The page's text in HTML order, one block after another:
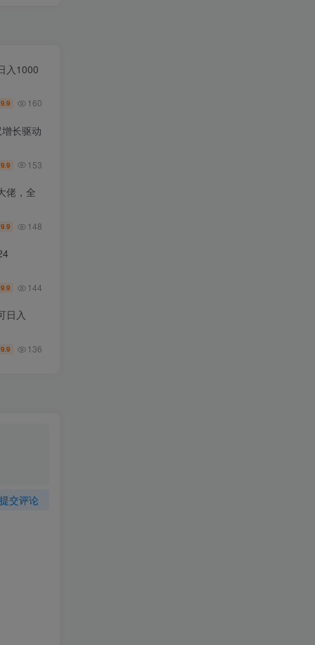
入1000
9.9 160
长驱动
9.9 153
佬，全
9.9 148
9.9 144
日入
9.9 136
提交评论